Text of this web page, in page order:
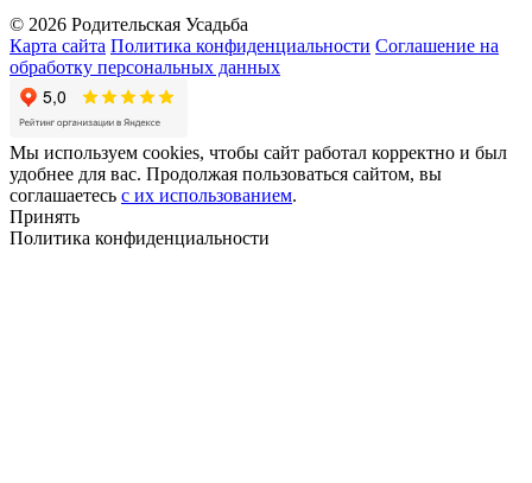
© 2026 Родительская Усадьба
Карта сайта Политика конфиденциальности Соглашение на
обработку персональных данных
Мы используем cookies, чтобы сайт работал корректно и был
удобнее для вас. Продолжая пользоваться сайтом, вы
соглашаетесь с их использованием.
Принять
Политика конфиденциальности